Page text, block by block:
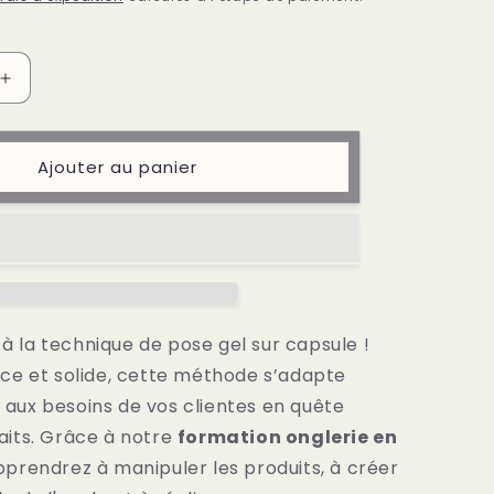
Augmenter
la
quantité
Formation
Onglerie
Ajouter au panier
la technique de pose gel sur capsule !
et solide, cette méthode s’adapte
besoins de vos clientes en quête
Grâce à notre formation onglerie en
à manipuler les produits, à créer